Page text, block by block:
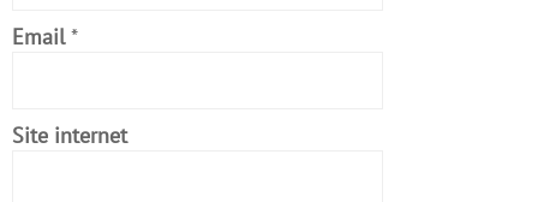
Email *
Site internet